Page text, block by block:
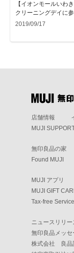
【イオンモールいわき
クリーニングデイに
た｜まちあるき
2019/09/17
店舗情報
MUJI
無印良品の家
Found MUJI
MUJI アプリ
MUJI GIFT
Tax-free
ニュースリリー
無印良品メッセ
株式会社 良品